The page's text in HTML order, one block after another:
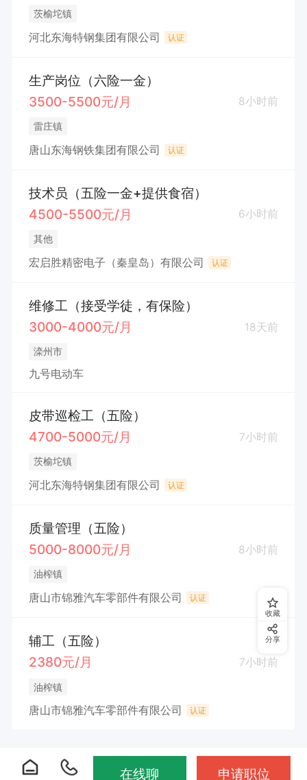
茨榆坨镇
河北东海特钢集团有限公司 认证
生产岗位（六险一金）
3500-5500元/月
8小时前
雷庄镇
唐山东海钢铁集团有限公司 认证
技术员（五险一金+提供食宿）
4500-5500元/月
6小时前
其他
宏启胜精密电子（秦皇岛）有限公司 认证
维修工（接受学徒，有保险）
3000-4000元/月
18天前
滦州市
九号电动车
皮带巡检工（五险）
4700-5000元/月
7小时前
茨榆坨镇
河北东海特钢集团有限公司 认证
质量管理（五险）
5000-8000元/月
8小时前
油榨镇
唐山市锦雅汽车零部件有限公司 认证
辅工（五险）
2380元/月
7小时前
油榨镇
唐山市锦雅汽车零部件有限公司 认证
收藏
分享
在线聊 申请职位